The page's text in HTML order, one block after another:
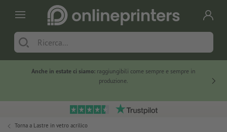
Anche in estate ci siamo: raggiungibili come sempre e sempre in
produzione.
Torna a Lastre in vetro acrilico